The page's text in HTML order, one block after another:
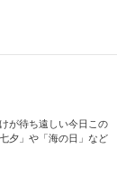
が待ち遠しい今日この
夕」や「海の日」など